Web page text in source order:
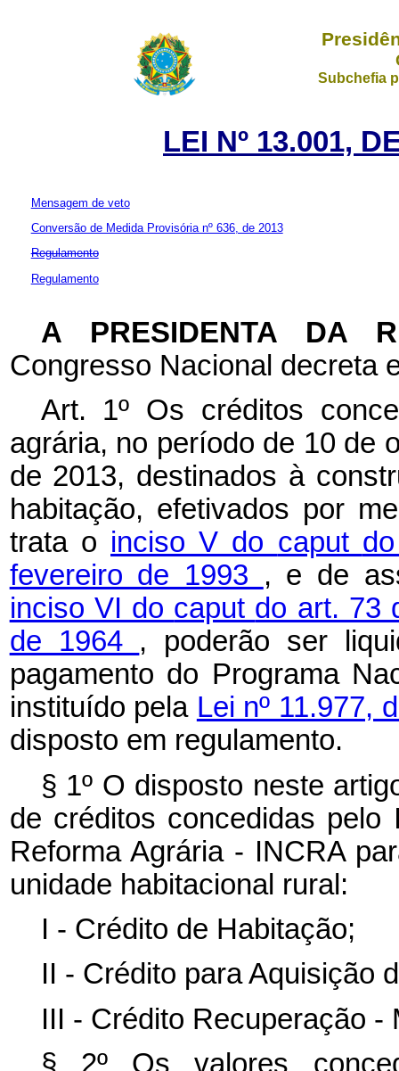
Subchefia
LEI Nº 13.001,
Mensagem de veto
Conversão de Medida Provisória nº 636, de 2013
Regulamento
Regulamento
A PRESIDENTA DA
Congresso Nacional decreta
Art. 1º Os créditos
agrária, no período de 10 de
de 2013, destinados à
habitação, efetivados por
trata o inciso V do caput
fevereiro de 1993 , e de
inciso VI do caput do art. 73
de 1964 , poderão ser
pagamento do Programa
instituído pela Lei nº 11.977,
disposto em regulamento.
§ 1º O disposto neste
de créditos concedidas pelo
Reforma Agrária - INCRA
unidade habitacional rural:
I - Crédito de Habitação;
II - Crédito para Aquisição
III - Crédito Recuperação -
§ 2º Os valores